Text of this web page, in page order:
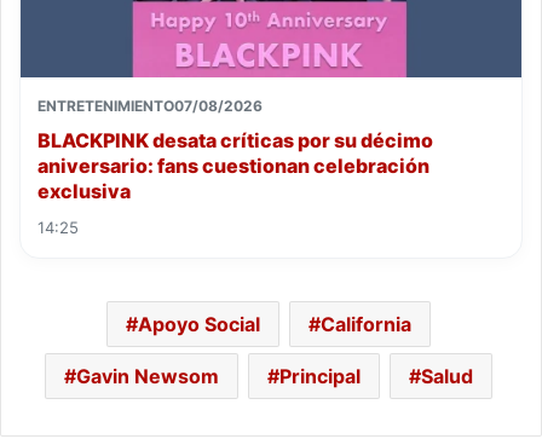
ENTRETENIMIENTO07/08/2026
BLACKPINK desata críticas por su décimo
aniversario: fans cuestionan celebración
exclusiva
14:25
Apoyo Social California
Gavin Newsom Principal Salud